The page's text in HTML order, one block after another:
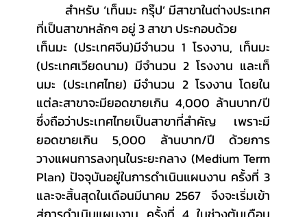
	สำหรับ ‘เท็นมะ กรุ๊ป’ มีสาขาในต่างประเทศ
ที่เป็นสาขาหลักๆ อยู่ 3 สาขา ประกอบด้วย
เท็นมะ (ประเทศจีน)มีจำนวน 1 โรงงาน, เท็นมะ
(ประเทศเวียดนาม) มีจำนวน 2 โรงงาน และเท็
นมะ (ประเทศไทย) มีจำนวน 2 โรงงาน โดยใน
แต่ละสาขาจะมียอดขายเกิน 4,000 ล้านบาท/ปี
ซึ่งถือว่าประเทศไทยเป็นสาขาที่สำคัญ เพราะมี
ยอดขายเกิน 5,000 ล้านบาท/ปี ด้วยการ
วางแผนการลงทุนในระยะกลาง (Medium Term
Plan) ปัจจุบันอยู่ในการดำเนินแผนงาน ครั้งที่ 3
และจะสิ้นสุดในเดือนมีนาคม 2567  จึงจะเริ่มเข้า